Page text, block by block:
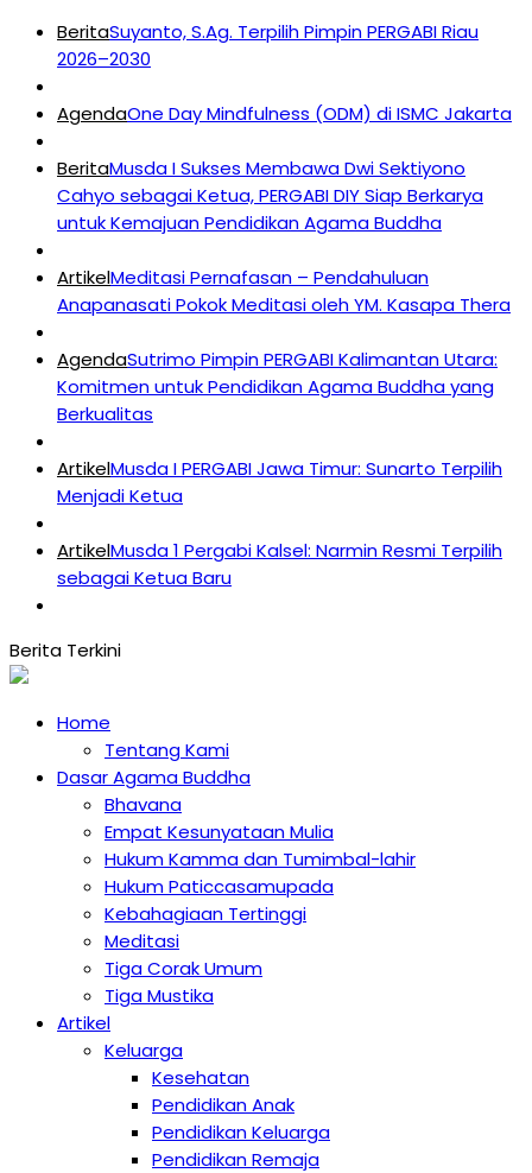
BeritaSuyanto, S.Ag. Terpilih Pimpin PERGABI Riau
2026–2030
AgendaOne Day Mindfulness (ODM) di ISMC Jakarta
BeritaMusda I Sukses Membawa Dwi Sektiyono
Cahyo sebagai Ketua, PERGABI DIY Siap Berkarya
untuk Kemajuan Pendidikan Agama Buddha
ArtikelMeditasi Pernafasan – Pendahuluan
Anapanasati Pokok Meditasi oleh YM. Kasapa Thera
AgendaSutrimo Pimpin PERGABI Kalimantan Utara:
Komitmen untuk Pendidikan Agama Buddha yang
Berkualitas
ArtikelMusda I PERGABI Jawa Timur: Sunarto Terpilih
Menjadi Ketua
ArtikelMusda 1 Pergabi Kalsel: Narmin Resmi Terpilih
sebagai Ketua Baru
Home
Tentang Kami
Dasar Agama Buddha
Bhavana
Empat Kesunyataan Mulia
Hukum Kamma dan Tumimbal-lahir
Hukum Paticcasamupada
Kebahagiaan Tertinggi
Meditasi
Tiga Corak Umum
Tiga Mustika
Artikel
Keluarga
Kesehatan
Pendidikan Anak
Pendidikan Keluarga
Pendidikan Remaja